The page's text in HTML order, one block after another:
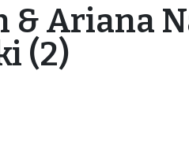
& Ariana
(2)